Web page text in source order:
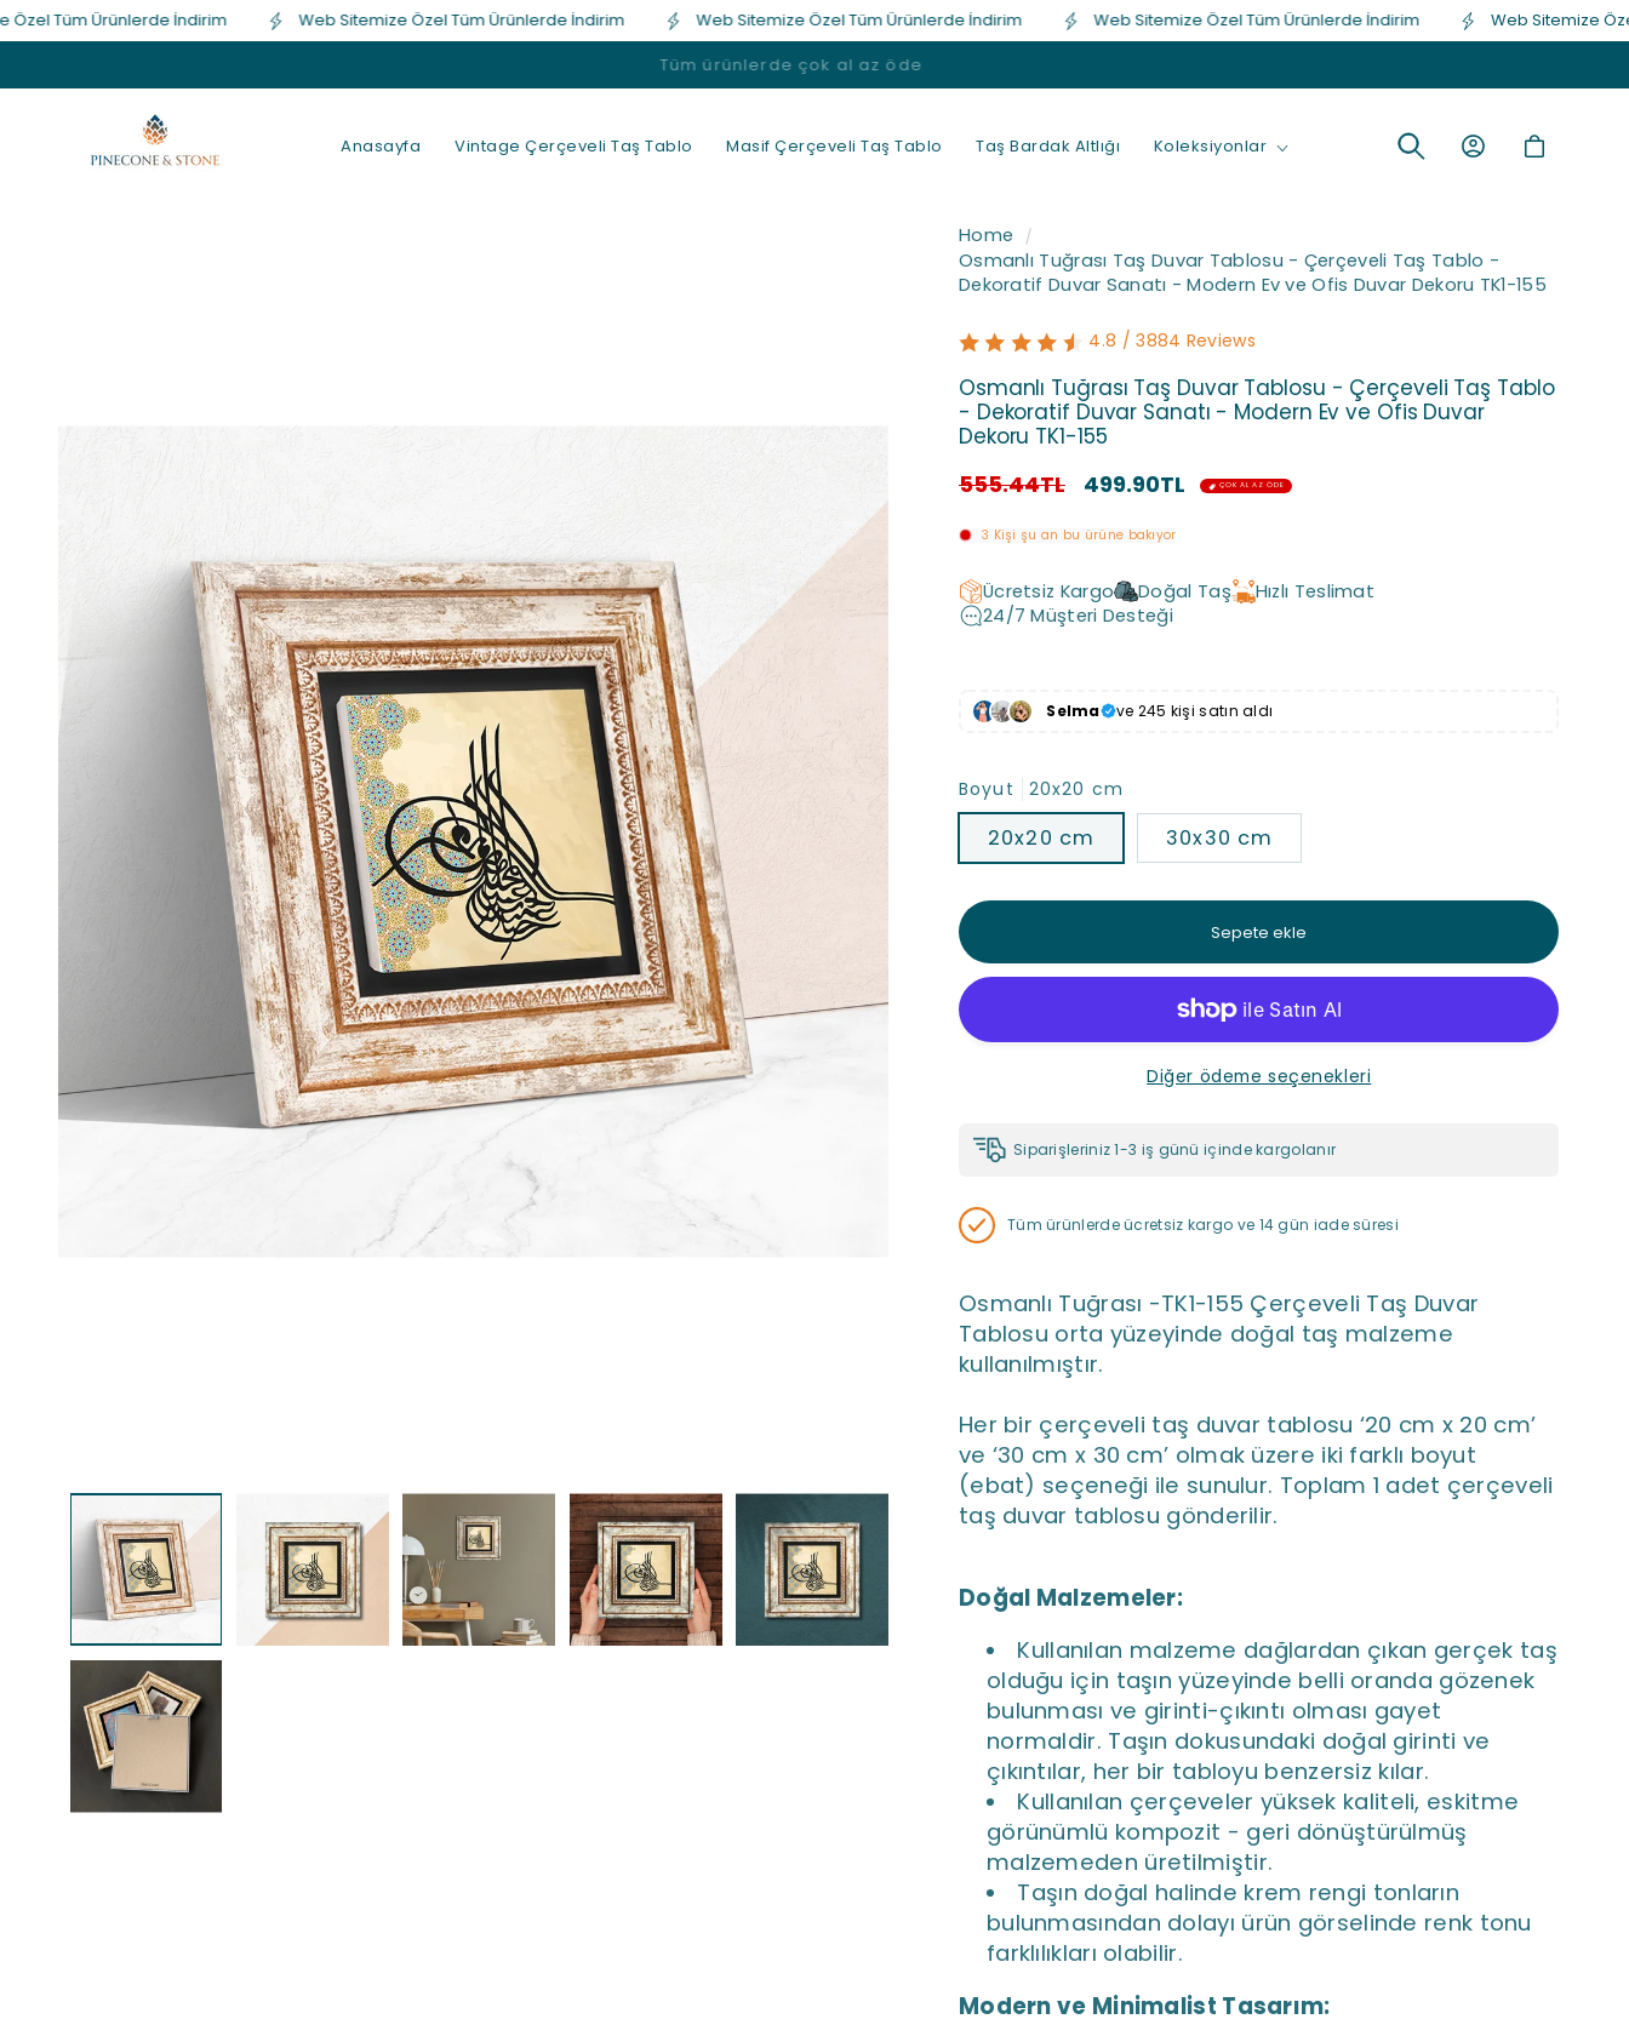
İçeriğe atla
Tüm Ürünlerde İndirim Web Sitemize Özel Tüm Ürünlerde İndirim Web Sitemize Özel Tüm Ürünlerde İndirim Web Sitemize Özel Tüm Ürünlerde İndirim
Web Sitemize Özel
Tüm ürünlerde çok al az öde
Anasayfa Vintage Çerçeveli Taş Tablo Masif Çerçeveli Taş Tablo Taş Bardak Altlığı Koleksiyonlar
Oturum
Sepet
Home
Osmanlı Tuğrası Taş Duvar Tablosu - Çerçeveli Taş Tablo -
Dekoratif Duvar Sanatı - Modern Ev ve Ofis Duvar Dekoru TK1-155
4.8 / 3884 Reviews
Osmanlı Tuğrası Taş Duvar Tablosu - Çerçeveli Taş Tablo
- Dekoratif Duvar Sanatı - Modern Ev ve Ofis Duvar
Dekoru TK1-155
Normal
555.44TL İndirimli
499.90TL
3 Kişi şu an bu ürüne bakıyor
Ücretsiz Kargo Doğal Taş
Hızlı Teslimat
24/7 Müşteri Desteği
Selma ve 245 kişi satın aldı
Boyut 20x20 cm
20x20 cm 30x30 cm
Sepete ekle
Diğer ödeme seçenekleri
Siparişleriniz 1-3 iş günü içinde kargolanır
Tüm ürünlerde ücretsiz kargo ve 14 gün iade süresi
Osmanlı Tuğrası -TK1-155 Çerçeveli Taş Duvar
Tablosu orta yüzeyinde doğal taş malzeme
kullanılmıştır.
Her bir çerçeveli taş duvar tablosu ‘20 cm x 20 cm’
ve ‘30 cm x 30 cm’ olmak üzere iki farklı boyut
(ebat) seçeneği ile sunulur. Toplam 1 adet çerçeveli
taş duvar tablosu gönderilir.
Doğal Malzemeler:
Kullanılan malzeme dağlardan çıkan gerçek taş
olduğu için taşın yüzeyinde belli oranda gözenek
bulunması ve girinti-çıkıntı olması gayet
normaldir. Taşın dokusundaki doğal girinti ve
çıkıntılar, her bir tabloyu benzersiz kılar.
Kullanılan çerçeveler yüksek kaliteli, eskitme
görünümlü kompozit - geri dönüştürülmüş
malzemeden üretilmiştir.
Taşın doğal halinde krem rengi tonların
bulunmasından dolayı ürün görselinde renk tonu
farklılıkları olabilir.
Modern ve Minimalist Tasarım: